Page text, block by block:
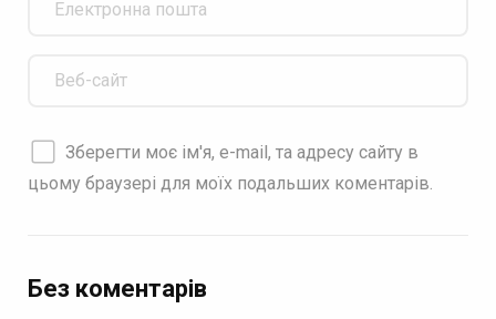
Зберегти моє ім'я, e-mail, та адресу сайту в
цьому браузері для моїх подальших коментарів.
Без коментарів